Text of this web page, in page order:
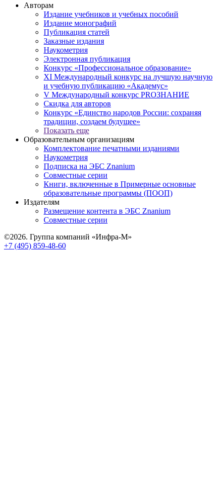
Авторам
Издание учебников и учебных пособий
Издание монографий
Публикация статей
Заказные издания
Наукометрия
Электронная публикация
Конкурс «Профессиональное образование»
XI Международный конкурс на лучшую научную
и учебную публикацию «Академус»
V Международный конкурс PROЗНАНИЕ
Скидка для авторов
Конкурс «Единство народов России: сохраняя
традиции, создаем будущее»
Показать еще
Образовательным организациям
Комплектование печатными изданиями
Наукометрия
Подписка на ЭБС Znanium
Совместные серии
Книги, включенные в Примерные основные
образовательные программы (ПООП)
Издателям
Размещение контента в ЭБС Znanium
Совместные серии
©2026. Группа компаний «Инфра-М»
+7 (495) 859-48-60